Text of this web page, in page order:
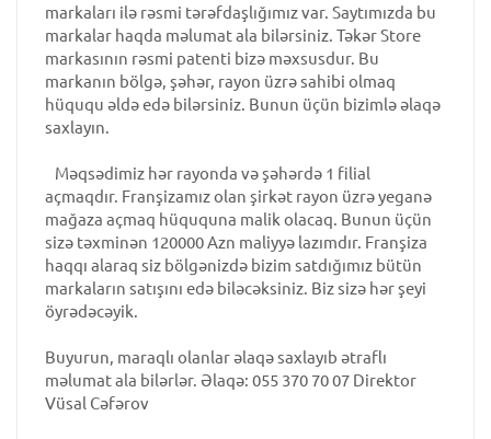
markaları ilə rəsmi tərəfdaşlığımız var. Saytımızda bu
markalar haqda məlumat ala bilərsiniz. Təkər Store
markasının rəsmi patenti bizə məxsusdur. Bu
markanın bölgə, şəhər, rayon üzrə sahibi olmaq
hüququ əldə edə bilərsiniz. Bunun üçün bizimlə əlaqə
saxlayın.
Məqsədimiz hər rayonda və şəhərdə 1 filial
açmaqdır. Franşizamız olan şirkət rayon üzrə yeganə
mağaza açmaq hüququna malik olacaq. Bunun üçün
sizə təxminən 120000 Azn maliyyə lazımdır. Franşiza
haqqı alaraq siz bölgənizdə bizim satdığımız bütün
markaların satışını edə biləcəksiniz. Biz sizə hər şeyi
öyrədəcəyik.
Buyurun, maraqlı olanlar əlaqə saxlayıb ətraflı
məlumat ala bilərlər. Əlaqə: 055 370 70 07 Direktor
Vüsal Cəfərov